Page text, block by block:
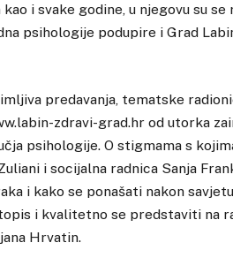
i svake godine, u njegovu su
psihologije podupire i Grad
predavanja, tematske
zdravi-grad.hr od utorka
psihologije. O stigmama s
i socijalna radnica Sanja
i kako se ponašati nakon
i kvalitetno se predstaviti na
Hrvatin.